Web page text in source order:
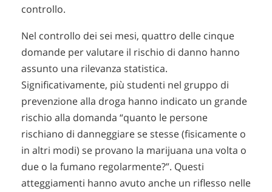
controllo.
Nel controllo dei sei mesi, quattro delle cinque
domande per valutare il rischio di danno hanno
assunto una rilevanza statistica.
Significativamente, più studenti nel gruppo di
prevenzione alla droga hanno indicato un grande
rischio alla domanda “quanto le persone
rischiano di danneggiare se stesse (fisicamente o
in altri modi) se provano la marijuana una volta o
due o la fumano regolarmente?”. Questi
atteggiamenti hanno avuto anche un riflesso nelle